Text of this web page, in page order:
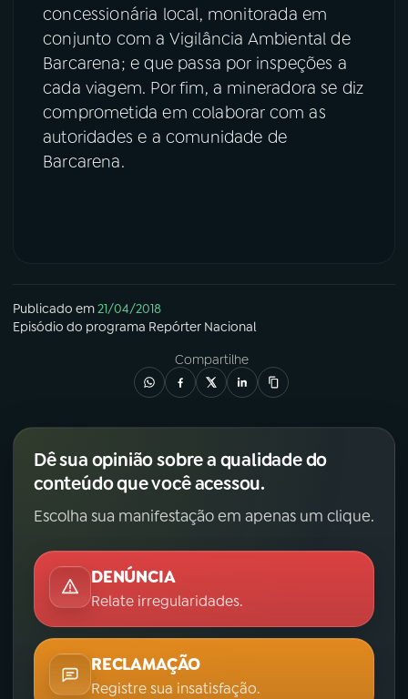
concessionária local, monitorada em
conjunto com a Vigilância Ambiental de
Barcarena; e que passa por inspeções a
cada viagem. Por fim, a mineradora se diz
comprometida em colaborar com as
autoridades e a comunidade de
Barcarena.
Publicado em21/04/2018
Episódio do programa Repórter Nacional
Compartilhe
Dê sua opinião sobre a qualidade do
conteúdo que você acessou.
Escolha sua manifestação em apenas um clique.
DENÚNCIA
Relate irregularidades.
RECLAMAÇÃO
Registre sua insatisfação.